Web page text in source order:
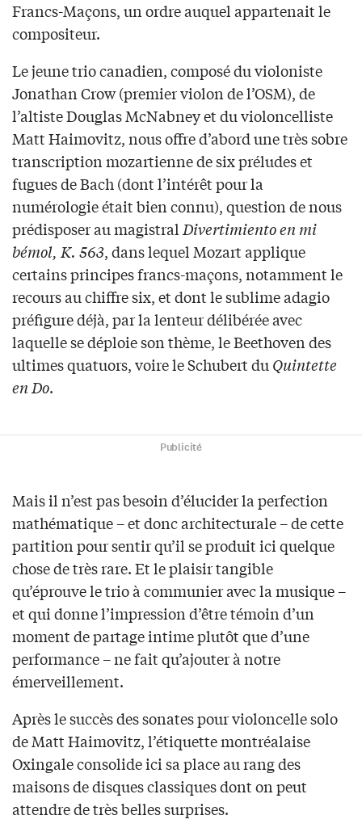
Francs-Maçons, un ordre auquel appartenait le
compositeur.
Le jeune trio canadien, composé du violoniste
Jonathan Crow (premier violon de l’OSM), de
l’altiste Douglas McNabney et du violoncelliste
Matt Haimovitz, nous offre d’abord une très sobre
transcription mozartienne de six préludes et
fugues de Bach (dont l’intérêt pour la
numérologie était bien connu), question de nous
prédisposer au magistralDivertimiento en mi
bémol, K. 563, dans lequel Mozart applique
certains principes francs-maçons, notamment le
recours au chiffre six, et dont le sublime adagio
préfigure déjà, par la lenteur délibérée avec
laquelle se déploie son thème, le Beethoven des
ultimes quatuors, voire le Schubert duQuintette
en Do.
Publicité
Mais il n’est pas besoin d’élucider la perfection
mathématique – et donc architecturale – de cette
partition pour sentir qu’il se produit ici quelque
chose de très rare. Et le plaisir tangible
qu’éprouve le trio à communier avec la musique –
et qui donne l’impression d’être témoin d’un
moment de partage intime plutôt que d’une
performance – ne fait qu’ajouter à notre
émerveillement.
Après le succès des sonates pour violoncelle solo
de Matt Haimovitz, l’étiquette montréalaise
Oxingale consolide ici sa place au rang des
maisons de disques classiques dont on peut
attendre de très belles surprises.